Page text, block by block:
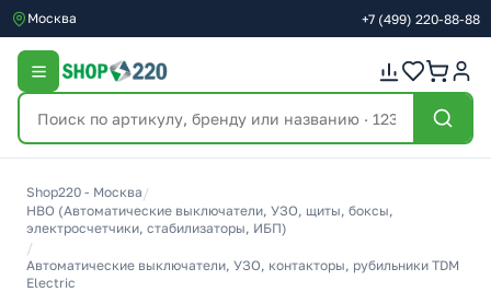
Москва +7 (499) 220-88-88
Shop220 - Москва /
НВО (Автоматические выключатели, УЗО, щиты, боксы,
электросчетчики, стабилизаторы, ИБП)
/
Автоматические выключатели, УЗО, контакторы, рубильники TDM
Electric